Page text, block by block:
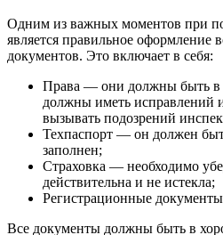
Одним из важных моментов при
является правильное оформление
документов. Это включает в себя:
Права — они должны быть в
должны иметь исправлений
вызывать подозрений
Техпаспорт — он должен
заполнен;
Страховка — необходимо
действительна и не истекла;
Регистрационные
Все документы должны быть в